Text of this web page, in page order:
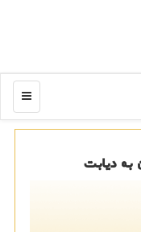
منو
به دیابت